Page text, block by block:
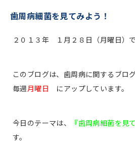
歯周病細菌を見てみよう！
２０１３年 １月２８日（月曜日）で
このブログは、歯周病に関するブログ
毎週月曜日 にアップしています。
今日のテーマは、 『歯周病細菌を見
す。